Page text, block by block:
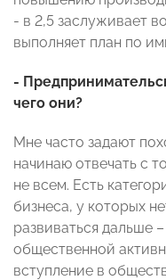
- в 2,5 заслуживает
выполняет план по
-
чего они?
Мне часто задают
начинаю отвечать с
не всем. Есть
бизнеса, у которых
развиваться дальше
общественной
вступление в